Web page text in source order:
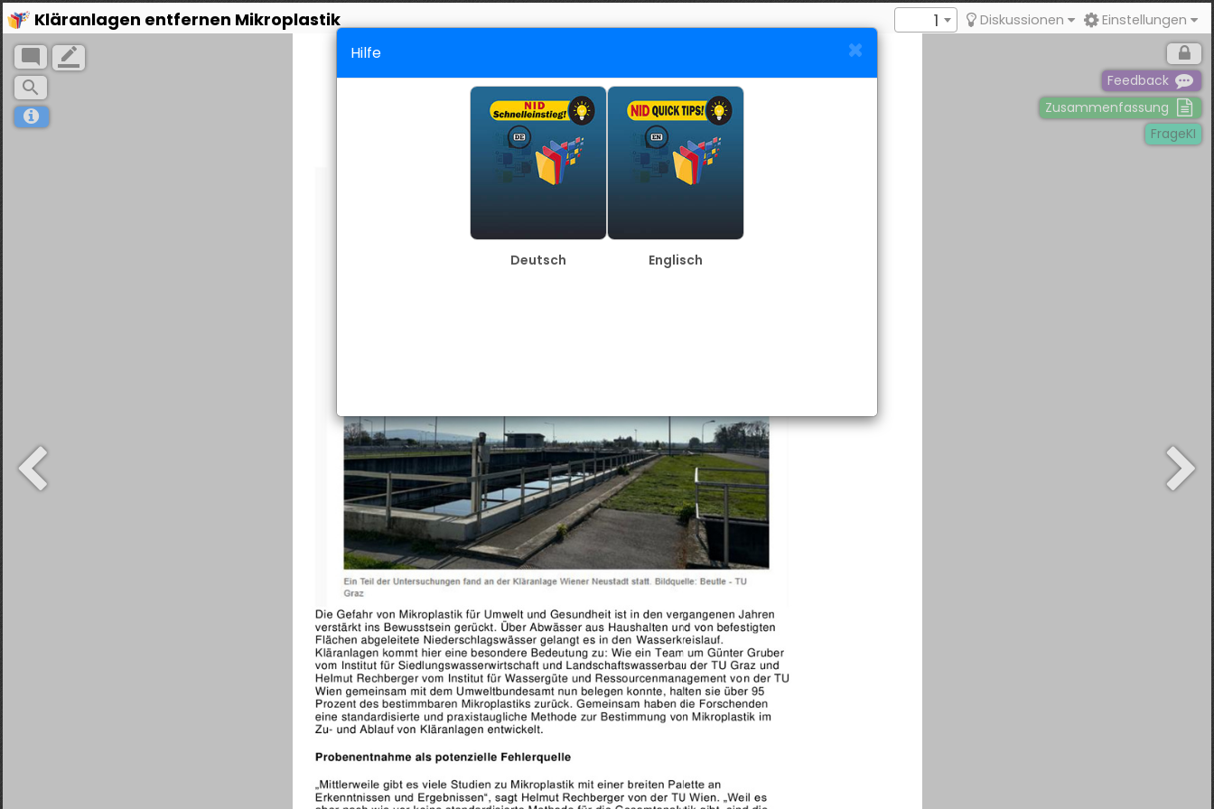
Hilfe
+
Objekt hinzufügen
1 Diskussionen Einstellungen
Kläranlagen entfernen Mikroplastik
mode_comment
border_color
search
Feedback
Zusammenfassung
FrageKI